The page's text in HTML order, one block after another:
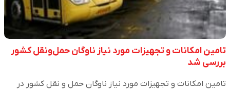
تامین امکانات و تجهیزات مورد نیاز ناوگان حمل‌ونقل کشور
بررسی شد
تامین امکانات و تجهیزات مورد نیاز ناوگان حمل و نقل کشور در